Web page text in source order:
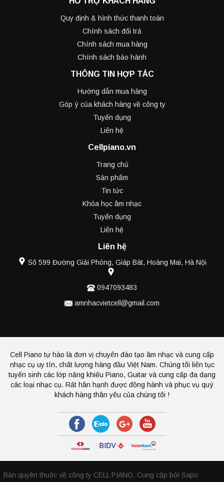
Quy định & hình thức thanh toán
Chính sách đổi trả
Chính sách mua hàng
Chính sách bảo hành
THÔNG TIN HỢP TÁC
Hướng dẫn mua hàng
Góp ý của khách hàng về công ty
Tuyển dụng
Liên hệ
Cellpiano.vn
Trang chủ
Sản phẩm
Tin tức
Khóa học âm nhạc
Tuyển dụng
Liên hệ
Liên hệ
Số 599 Đường Giải Phóng, Giáp Bát, Hoàng Mai, Hà Nội
0947093483
amnhacvietcell@gmail.com
Cell Piano tự hào là đơn vị chuyên đào tạo âm nhạc và cung cấp
nhạc cụ uy tín, chất lượng hàng đầu Việt Nam. Chúng tôi liên tục
tuyển sinh các lớp năng khiếu Piano, Guitar và cung cấp đa dạng
các loại nhạc cụ. Rất hân hạnh được đồng hành và phục vụ quý
khách hàng thân yêu của chúng tôi !
Bản quyền thuộc về công ty CELL PIANO. Cung cấp bởi Sapo